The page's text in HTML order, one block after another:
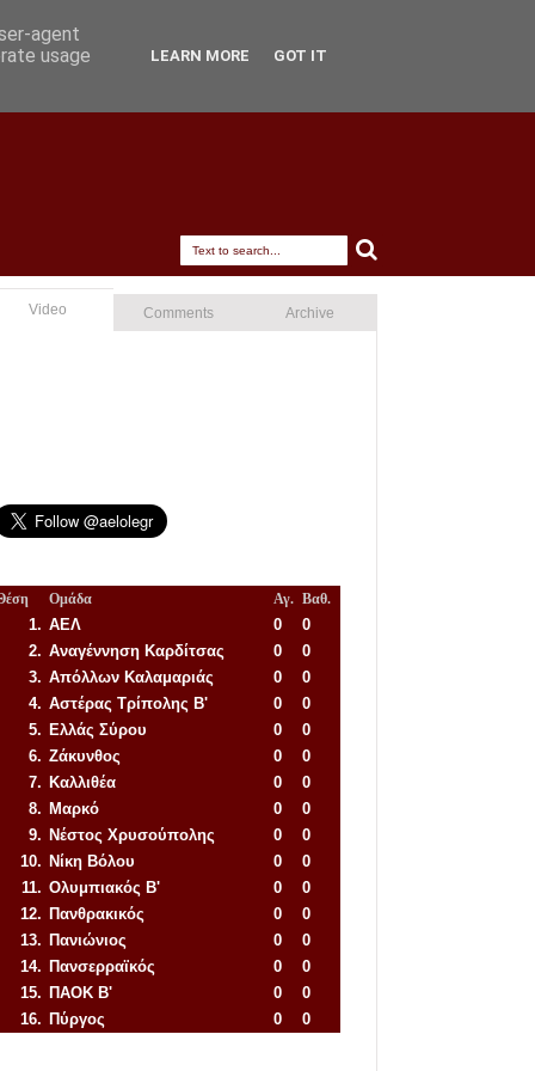
Video Comments Archive
Ομάδα Αγ. Βαθ.
1. ΑΕΛ 0
0
2. Αναγέννηση Καρδίτσας 0
0
3. Απόλλων Καλαμαριάς 0
0
4. Αστέρας Τρίπολης Β' 0
0
5. Ελλάς Σύρου 0
0
6. Ζάκυνθος 0
0
7. Καλλιθέα 0
0
8. Μαρκό 0
0
9. Νέστος Χρυσούπολης 0
0
10. Νίκη Βόλου 0
0
11. Ολυμπιακός Β' 0
0
12. Πανθρακικός 0
0
13. Πανιώνιος 0
0
14. Πανσερραϊκός 0
0
15. ΠΑΟΚ Β' 0
0
16. Πύργος 0
0
agent
usage
LEARN MORE GOT IT